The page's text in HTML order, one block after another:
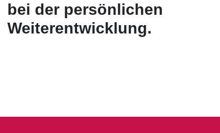
bei der persönlichen
Weiterentwicklung.